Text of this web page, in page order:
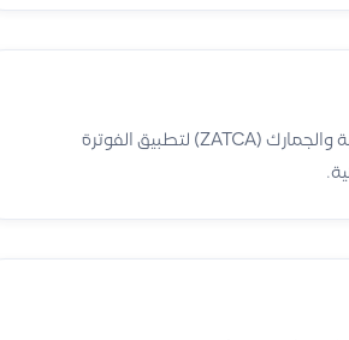
أصبحت قيود من أوائل المزوّدين التقنيين المعتمدين لدى هيئة الزكاة والضريبة والجمارك (ZATCA) لتطبيق الفوترة